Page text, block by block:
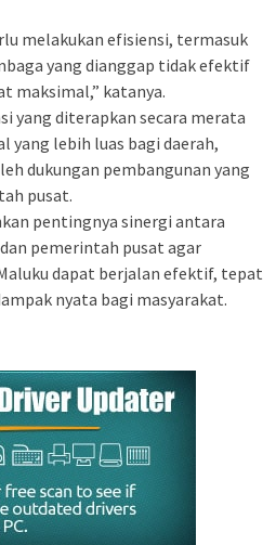
melakukan efisiensi, termasuk
yang dianggap tidak efektif
maksimal,” katanya.
yang diterapkan secara merata
yang lebih luas bagi daerah,
dukungan pembangunan yang
pusat.
pentingnya sinergi antara
pemerintah pusat agar
dapat berjalan efektif, tepat
nyata bagi masyarakat.